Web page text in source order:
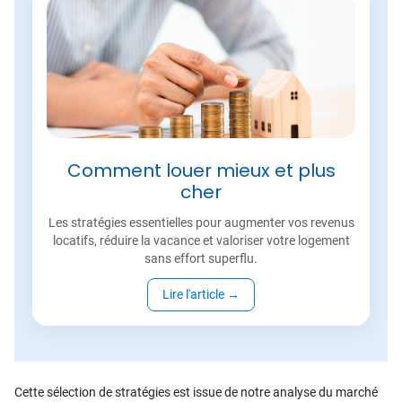
Comment louer mieux et plus
cher
Les stratégies essentielles pour augmenter vos revenus
locatifs, réduire la vacance et valoriser votre logement
sans effort superflu.
Lire l'article →
Cette sélection de stratégies est issue de notre analyse du marché